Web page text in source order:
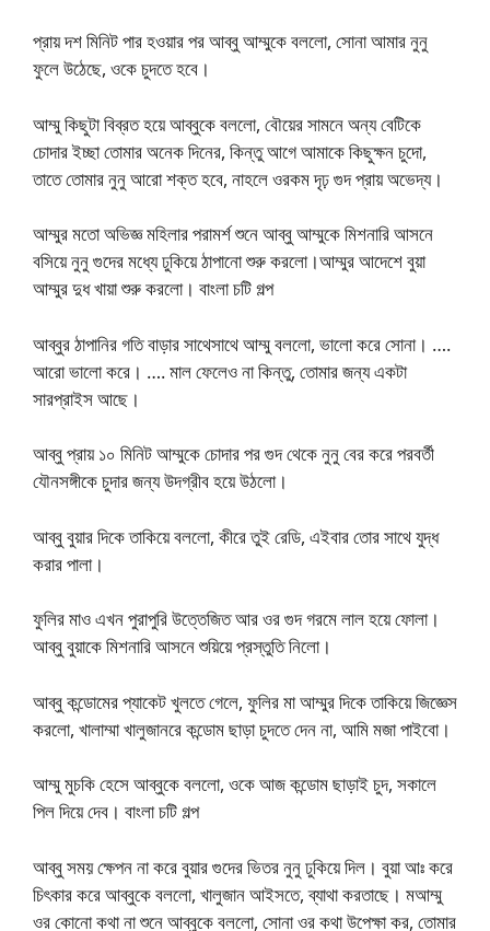
প্রায় দশ মিনিট পার হওয়ার পর আব্বু আম্মুকে বললো, সোনা আমার নুনু
ফুলে উঠেছে, ওকে চুদতে হবে।
আম্মু কিছুটা বিব্রত হয়ে আব্বুকে বললো, বৌয়ের সামনে অন্য বেটিকে
চোদার ইচ্ছা তোমার অনেক দিনের, কিন্তু আগে আমাকে কিছুক্ষন চুদো,
তাতে তোমার নুনু আরো শক্ত হবে, নাহলে ওরকম দৃঢ় গুদ প্রায় অভেদ্য।
আম্মুর মতো অভিজ্ঞ মহিলার পরামর্শ শুনে আব্বু আম্মুকে মিশনারি আসনে
বসিয়ে নুনু গুদের মধ্যে ঢুকিয়ে ঠাপানো শুরু করলো।আম্মুর আদেশে বুয়া
আম্মুর দুধ খায়া শুরু করলো। বাংলা চটি গল্প
আব্বুর ঠাপানির গতি বাড়ার সাথেসাথে আম্মু বললো, ভালো করে সোনা। ….
আরো ভালো করে। …. মাল ফেলেও না কিন্তু, তোমার জন্য একটা
সারপ্রাইস আছে।
আব্বু প্রায় ১০ মিনিট আম্মুকে চোদার পর গুদ থেকে নুনু বের করে পরবর্তী
যৌনসঙ্গীকে চুদার জন্য উদগ্রীব হয়ে উঠলো।
আব্বু বুয়ার দিকে তাকিয়ে বললো, কীরে তুই রেডি, এইবার তোর সাথে যুদ্ধ
করার পালা।
ফুলির মাও এখন পুরাপুরি উত্তেজিত আর ওর গুদ গরমে লাল হয়ে ফোলা।
আব্বু বুয়াকে মিশনারি আসনে শুয়িয়ে প্রস্তুতি নিলো।
আব্বু কন্ডোমের প্যাকেট খুলতে গেলে, ফুলির মা আম্মুর দিকে তাকিয়ে জিজ্ঞেস
করলো, খালাম্মা খালুজানরে কন্ডোম ছাড়া চুদতে দেন না, আমি মজা পাইবো।
আম্মু মুচকি হেসে আব্বুকে বললো, ওকে আজ কন্ডোম ছাড়াই চুদ, সকালে
পিল দিয়ে দেব। বাংলা চটি গল্প
আব্বু সময় ক্ষেপন না করে বুয়ার গুদের ভিতর নুনু ঢুকিয়ে দিল। বুয়া আঃ করে
চিৎকার করে আব্বুকে বললো, খালুজান আইসতে, ব্যাথা করতাছে। মআম্মু
ওর কোনো কথা না শুনে আব্বুকে বললো, সোনা ওর কথা উপেক্ষা কর, তোমার